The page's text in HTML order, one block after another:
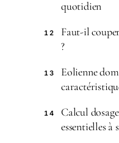
quotidien
12
Faut-il
?
13
Eolienne
14
Calcul
essentielles à